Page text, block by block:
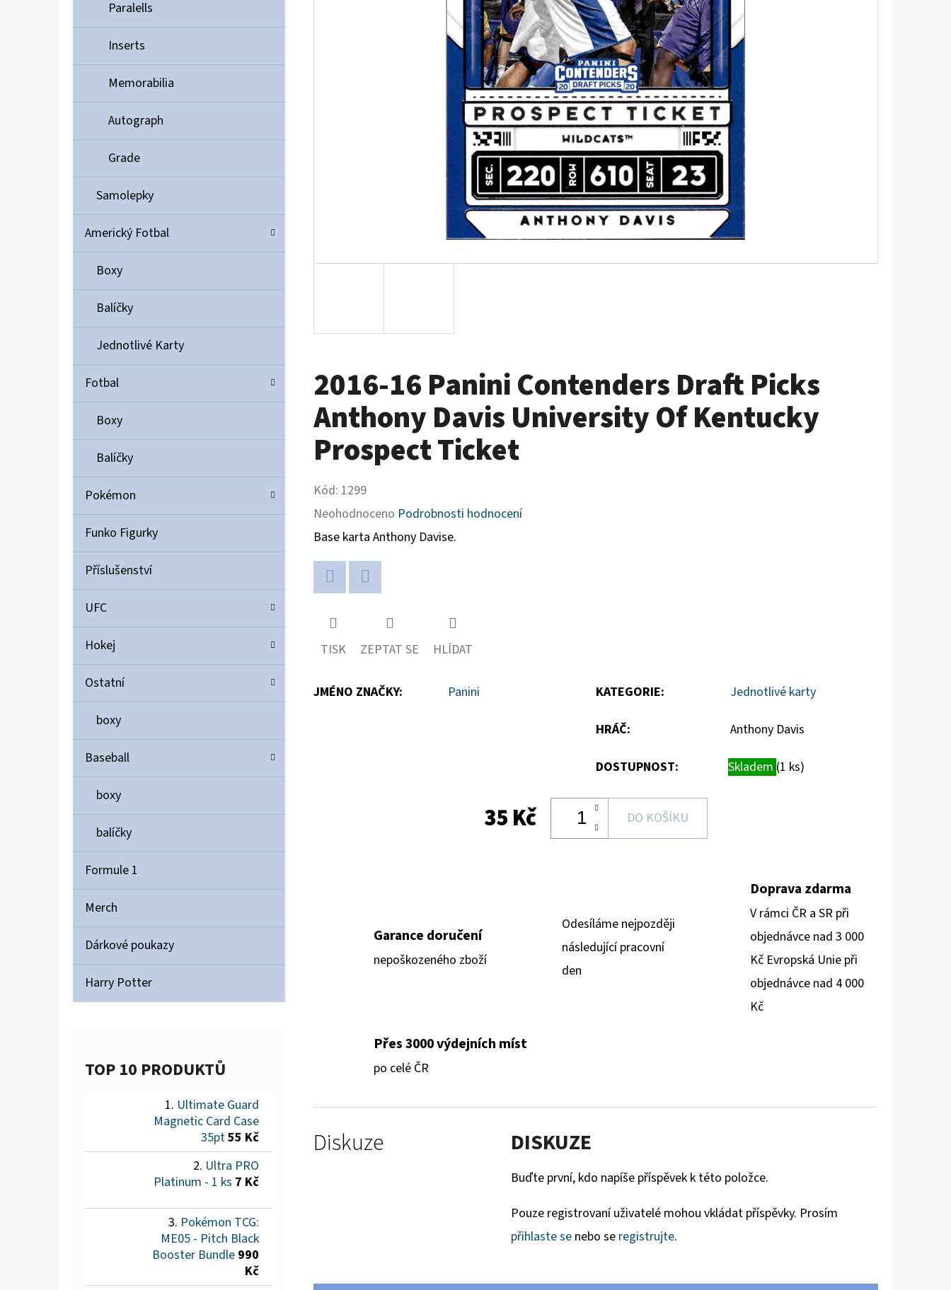
Paralells
Inserts
Memorabilia
Autograph
Grade
Samolepky
Americký Fotbal
Boxy
Balíčky
Jednotlivé Karty
Fotbal
Boxy
Balíčky
Pokémon
Funko Figurky
Příslušenství
UFC
Hokej
Ostatní
boxy
Baseball
boxy
balíčky
Formule 1
Merch
Dárkové poukazy
Harry Potter
TOP 10 PRODUKTŮ
Ultimate Guard
Magnetic Card Case
35pt55 Kč
Ultra PRO
Platinum - 1 ks 7 Kč
Pokémon TCG:
ME05 - Pitch Black
Booster Bundle 990
Kč
2016-16 Panini Contenders Draft Picks
Anthony Davis University Of Kentucky
Prospect Ticket
Kód: 1299
Průměrné
hodnocení
produktu
Neohodnoceno Podrobnosti hodnocení
Base karta Anthony Davise.
TISK ZEPTAT SE HLÍDAT
JMÉNO ZNAČKY: Panini KATEGORIE: Jednotlivé karty
HRÁČ: Anthony Davis
DOSTUPNOST: Skladem (1 ks)
35 Kč DO KOŠÍKU
Garance doručení
nepoškozeného zboží
Odesíláme nejpozději
následující pracovní
den
Doprava zdarma
V rámci ČR a SR při
objednávce nad 3 000
Kč Evropská Unie při
objednávce nad 4 000
Kč
Přes 3000 výdejních míst
po celé ČR
Diskuze DISKUZE
Buďte první, kdo napíše příspěvek k této položce.
Pouze registrovaní uživatelé mohou vkládat příspěvky. Prosím
přihlaste se nebo se registrujte.
ULTIMATE GUARD MAGNETIC CARD CASE 35PT
POKÉMON TCG: ME05 - PITCH BLACK
BOOSTER BUNDLE
990 Kč